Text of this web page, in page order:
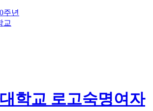
주년
교
학교 로고숙명여자